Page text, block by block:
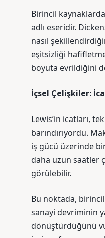
Birincil
adlı eseridir.
nasıl
eşitsizliği
boyuta evrildiğini
İçsel Çelişkiler:
Lewis’in icatları,
barındırıyordu.
iş gücü üzerinde
daha uzun saatler
görülebilir.
Bu noktada, birincil
sanayi devriminin
dönüştürdüğünü